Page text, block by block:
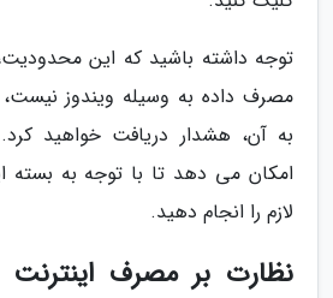
توجه داشته باشید که این
مصرف داده به وسیله ویندوز
به آن، هشدار دریافت خواهید
امکان می دهد تا با توجه به بسته
لازم را انجام دهید.